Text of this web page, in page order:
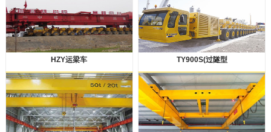
HZY运梁车 TY900S(过隧型